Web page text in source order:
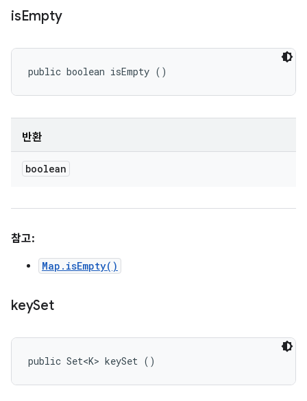
isEmpty
public boolean isEmpty ()
반환
boolean
참고:
Map.isEmpty()
keySet
public Set<K> keySet ()